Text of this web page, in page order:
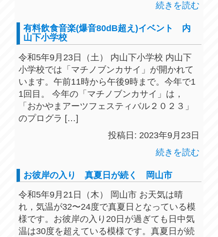
続きを読む
有料飲食音楽(爆音80dB超え)イベント 内
山下小学校
令和5年9月23日（土） 内山下小学校 内山下
小学校では「マチノブンカサイ」が開かれて
います。午前11時から午後9時まで。今年で1
1回目。 今年の「マチノブンカサイ」は，
「おかやまアーツフェスティバル２０２３」
のプログラ […]
投稿日: 2023年9月23日
続きを読む
お彼岸の入り 真夏日が続く 岡山市
令和5年9月21日（木） 岡山市 お天気は晴
れ，気温が32〜24度で真夏日となっている模
様です。お彼岸の入り20日が過ぎても日中気
温は30度を超えている模様です。真夏日が続